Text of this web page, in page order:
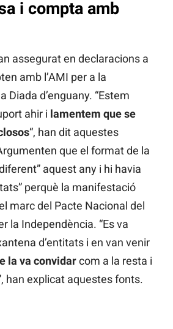
i compta amb
assegurat en declaracions a
amb l’AMI per a la
Diada d’enguany. “Estem
ahir i lamentem que se
“, han dit aquestes
que el format de la
aquest any i hi havia
perquè la manifestació
marc del Pacte Nacional del
la Independència. “Es va
d’entitats i en van venir
la va convidarcom a la resta i
han explicat aquestes fonts.